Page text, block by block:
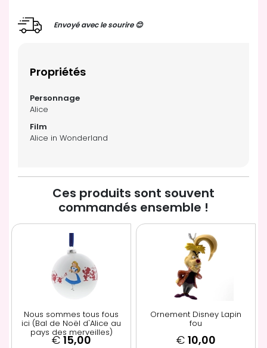
Envoyé avec le sourire 😊
Propriétés
Alice
Alice in Wonderland
Ces produits sont souvent
commandés ensemble !
Nous sommes tous fous
ici (Bal de Noël d'Alice au
pays des merveilles)
€ 15,00
Ornement Disney Lapin
fou
€ 10,00